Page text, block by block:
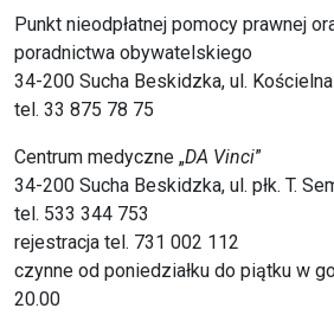
Punkt nieodpłatnej pomocy prawnej
poradnictwa obywatelskiego
34-200 Sucha Beskidzka, ul.
tel. 33 875 78 75
Centrum medyczne „DA Vinci”
34-200 Sucha Beskidzka, ul. płk. T.
tel. 533 344 753
rejestracja tel. 731 002 112
czynne od poniedziałku do piątku w
20.00